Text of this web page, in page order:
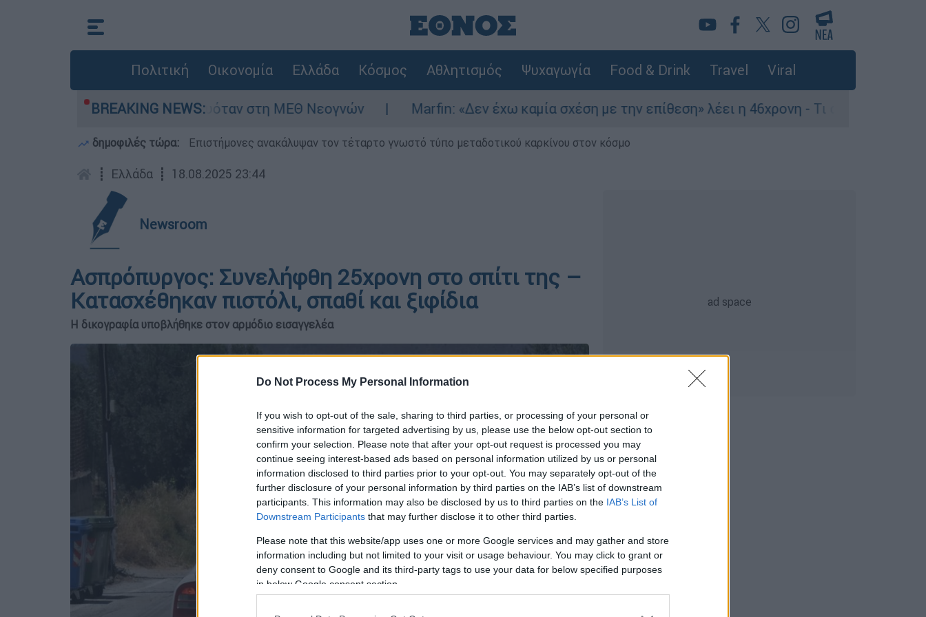
Do Not Process My Personal Information
If you wish to opt-out of the sale, sharing to third parties, or processing of your personal or
sensitive information for targeted advertising by us, please use the below opt-out section to
confirm your selection. Please note that after your opt-out request is processed you may
continue seeing interest-based ads based on personal information utilized by us or personal
information disclosed to third parties prior to your opt-out. You may separately opt-out of the
further disclosure of your personal information by third parties on the IAB’s list of downstream
participants. This information may also be disclosed by us to third parties on the IAB’s List of
Downstream Participants that may further disclose it to other third parties.
Please note that this website/app uses one or more Google services and may gather and store
information including but not limited to your visit or usage behaviour. You may click to grant or
deny consent to Google and its third-party tags to use your data for below specified purposes
in below Google consent section.
Πολιτική Οικονομία Ελλάδα Κόσμος Αθλητισμός Ψυχαγωγία Food & Drink Travel Viral
BREAKING NEWS:
8 ημερών - Νοσηλευόταν στη ΜΕΘ Νεογνών Marfin: «Δεν έχω καμία σχέση με την επίθεση» λέει η 46χρονη - Τι αποκάλυψε στους
δημοφιλές τώρα: Επιστήμονες ανακάλυψαν τον τέταρτο γνωστό τύπο μεταδοτικού καρκίνου στον κόσμο
┋ Ελλάδα ┋ 18.08.2025 23:44
Newsroom
Ασπρόπυργος: Συνελήφθη 25χρονη στο σπίτι της –
Κατασχέθηκαν πιστόλι, σπαθί και ξιφίδια
Η δικογραφία υποβλήθηκε στον αρμόδιο εισαγγελέα